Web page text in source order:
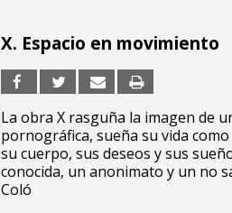
X. Espacio en movimiento
La obra X rasguña la imagen de
pornográfica, sueña su vida
su cuerpo, sus deseos y sus
conocida, un anonimato y un no
Coló